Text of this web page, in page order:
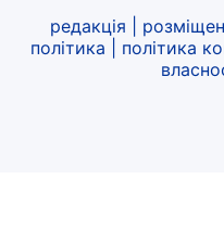
редакція
політика
політика